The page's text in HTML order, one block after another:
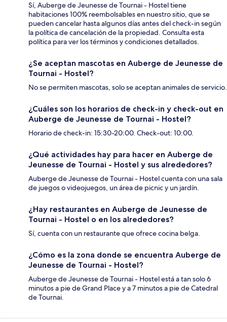
Sí, Auberge de Jeunesse de Tournai - Hostel tiene
habitaciones 100% reembolsables en nuestro sitio, que se
pueden cancelar hasta algunos días antes del check-in según
la política de cancelación de la propiedad. Consulta esta
política para ver los términos y condiciones detallados.
¿Se aceptan mascotas en Auberge de Jeunesse de
Tournai - Hostel?
No se permiten mascotas, solo se aceptan animales de servicio.
¿Cuáles son los horarios de check-in y check-out en
Auberge de Jeunesse de Tournai - Hostel?
Horario de check-in: 15:30-20:00. Check-out: 10:00.
¿Qué actividades hay para hacer en Auberge de
Jeunesse de Tournai - Hostel y sus alrededores?
Auberge de Jeunesse de Tournai - Hostel cuenta con una sala
de juegos o videojuegos, un área de picnic y un jardín.
¿Hay restaurantes en Auberge de Jeunesse de
Tournai - Hostel o en los alrededores?
Sí, cuenta con un restaurante que ofrece cocina belga.
¿Cómo es la zona donde se encuentra Auberge de
Jeunesse de Tournai - Hostel?
Auberge de Jeunesse de Tournai - Hostel está a tan solo 6
minutos a pie de Grand Place y a 7 minutos a pie de Catedral
de Tournai.